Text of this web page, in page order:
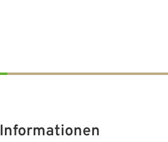
Informationen